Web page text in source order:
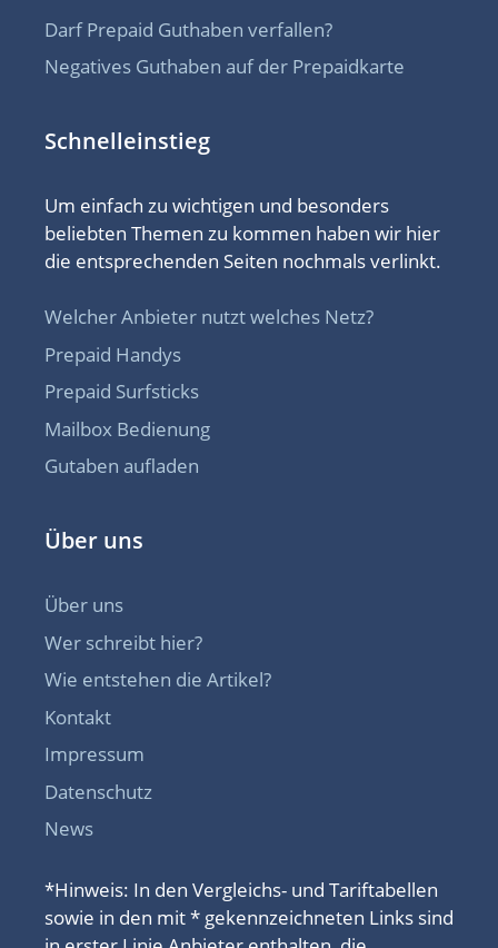
Darf Prepaid Guthaben verfallen?
Negatives Guthaben auf der Prepaidkarte
Schnelleinstieg
Um einfach zu wichtigen und besonders
beliebten Themen zu kommen haben wir hier
die entsprechenden Seiten nochmals verlinkt.
Welcher Anbieter nutzt welches Netz?
Prepaid Handys
Prepaid Surfsticks
Mailbox Bedienung
Gutaben aufladen
Über uns
Über uns
Wer schreibt hier?
Wie entstehen die Artikel?
Kontakt
Impressum
Datenschutz
News
*Hinweis: In den Vergleichs- und Tariftabellen
sowie in den mit * gekennzeichneten Links sind